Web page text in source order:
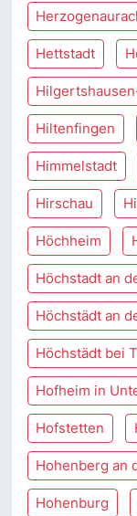
Hettstadt
Hiltenfingen
Himmelstadt
Hirschau
Höchheim
Höchstadt an
Höchstädt an
Höchstädt bei
Hofheim in
Hofstetten
Hohenberg an
Hohenburg